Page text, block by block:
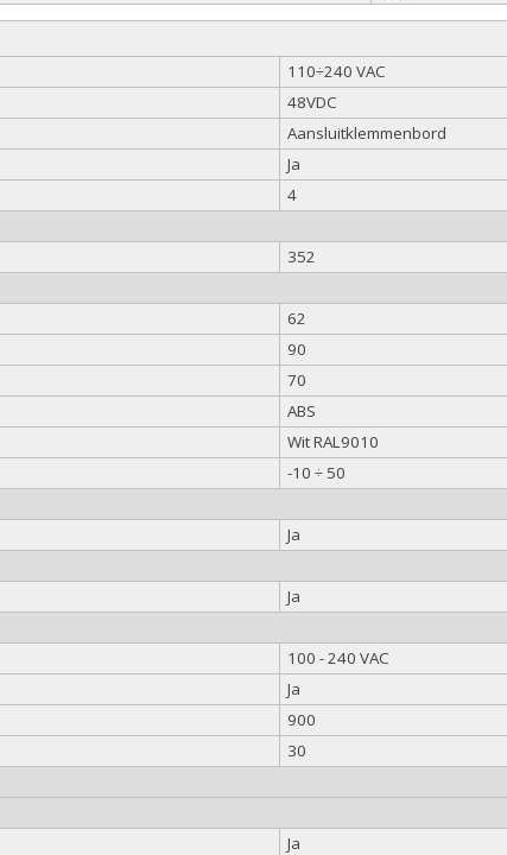
110÷240 VAC
48VDC
Aansluitklemmenbord
Ja
4
352
62
90
70
ABS
Wit RAL9010
-10 ÷ 50
Ja
Ja
100 - 240 VAC
Ja
900
30
Ja